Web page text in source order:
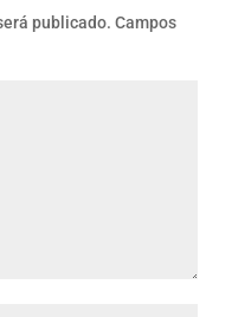
publicado. Campos